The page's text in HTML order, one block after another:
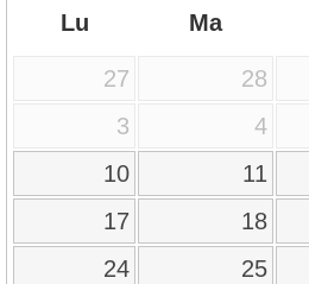
Lu Ma
27 28
3
4
10
11
17
18
24
25